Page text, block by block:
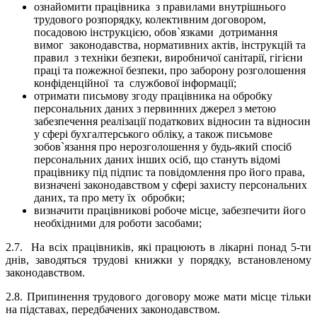
ознайомити працівника з правилами внутрішнього
трудового розпорядку, колективним договором,
посадовою інструкцією, обов`язками дотримання
вимог законодавства, нормативних актів, інструкцій та
правил з техніки безпеки, виробничої санітарії, гігієни
праці та пожежної безпеки, про заборону розголошення
конфіденційної та службової інформації;
отримати письмову згоду працівника на обробку
персональних даних з первинних джерел з метою
забезпечення реалізації податкових відносин та відносин
у сфері бухгалтерського обліку, а також письмове
зобов`язання про нерозголошення у будь-який спосіб
персональних даних інших осіб, що стануть відомі
працівнику під підпис та повідомлення про його права,
визначені законодавством у сфері захисту персональних
даних, та про мету їх обробки;
визначити працівникові робоче місце, забезпечити його
необхідними для роботи засобами;
2.7. На всіх працівників, які працюють в лікарні понад 5-ти
днів, заводяться трудові книжки у порядку, встановленому
законодавством.
2.8. Припинення трудового договору може мати місце тільки
на підставах, передбачених законодавством.